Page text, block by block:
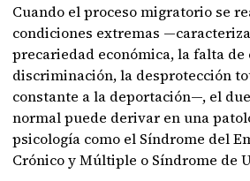
Cuando el proceso migratorio se
condiciones extremas
precariedad económica, la falta de
discriminación, la desprotección
constante a la deportación—, el
normal puede derivar en una
psicología como el Síndrome del
Crónico y Múltiple o Síndrome de